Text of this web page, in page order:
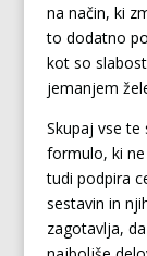
na način, ki
to dodatno
kot so
jemanjem
Skupaj vse
formulo, ki
tudi podpira
sestavin in
zagotavlja,